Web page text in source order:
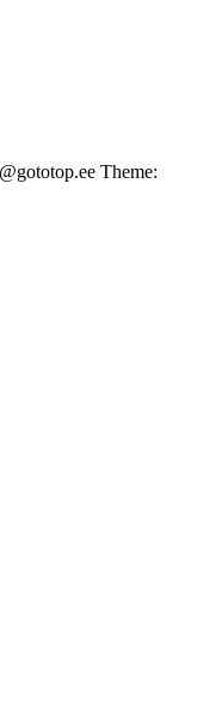
Theme: